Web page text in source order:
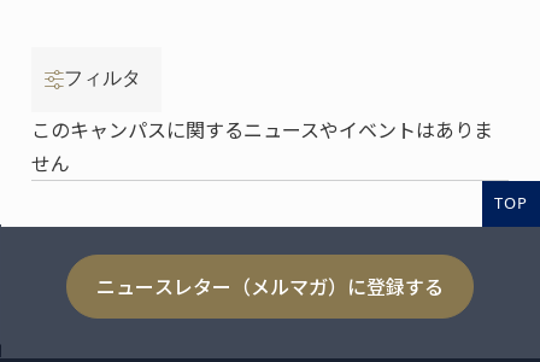
フィルタ
このキャンパスに関するニュースやイベントはありま
せん
TOP
ニュースレター（メルマガ）に登録する